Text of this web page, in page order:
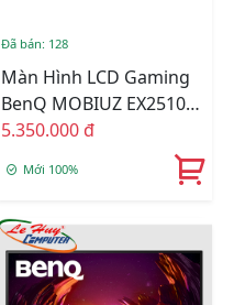
Đã bán: 128
Màn Hình LCD Gaming
BenQ MOBIUZ EX2510S
24.5inch FullHD 165Hz
5.350.000 đ
Mới 100%